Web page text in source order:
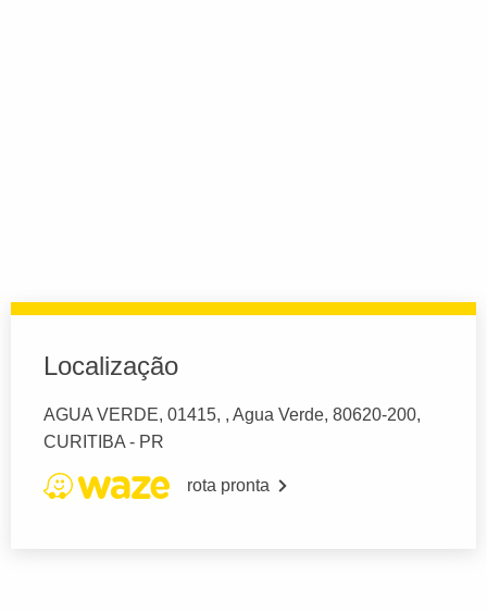
Localização
AGUA VERDE, 01415, , Agua Verde, 80620-200,
CURITIBA - PR
rota pronta